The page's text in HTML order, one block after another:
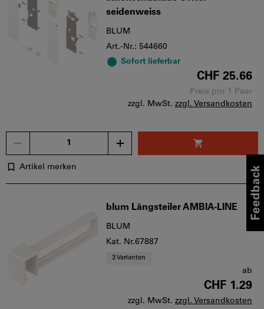
seidenweiss
BLUM
Art.-Nr.: 544660
Sofort lieferbar
CHF 25.66
Preis pro 1 Paar
zzgl. MwSt. zzgl. Versandkosten
Artikel merken
blum Längsteiler AMBIA-LINE
BLUM
Kat. Nr.67887
3 Varianten
ab
CHF 1.29
zzgl. MwSt. zzgl. Versandkosten